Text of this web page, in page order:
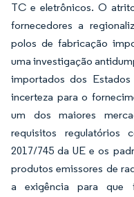
TC e eletrônicos. O
fornecedores a
polos de fabricação
uma investigação
importados dos
incerteza para o
um dos maiores
requisitos regulatórios
2017/745 da UE e os
produtos emissores de
a exigência para que